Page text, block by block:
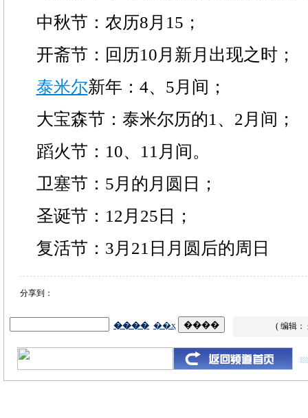
中秋节：农历8月15；
开斋节：回历10月新月出现之时；
泰米尔新年：4、5月间；
大宝森节：泰米尔历的1、2月间；
蹈火节：10、11月间。
卫塞节：5月的月圆日；
圣诞节：12月25日；
复活节：3月21日月圆后的周日
分享到：
( 编辑：